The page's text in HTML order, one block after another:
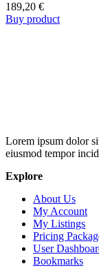
189,20 €
Buy product
Lorem ipsum dolor
eiusmod tempor
Explore
About Us
My Account
My Listings
Pricing
User
Bookmarks